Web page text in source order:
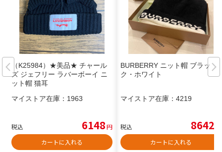
（K25984）★美品★ チャール
ズ ジェフリー ラバーボーイ ニ
ット帽 猫耳
マイストア在庫： 1963
税込 6148円
カートに入れる
BURBERRY ニット帽 ブラッ
ク・ホワイト
マイストア在庫： 4219
税込 8642
カートに入れる